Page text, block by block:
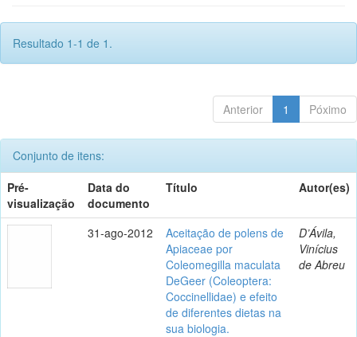
Resultado 1-1 de 1.
Anterior 1 Póximo
Conjunto de itens:
Pré-
visualização
Data do
documento
Título Autor(es)
31-ago-2012
Aceitação de polens de
Apiaceae por
Coleomegilla maculata
DeGeer (Coleoptera:
Coccinellidae) e efeito
de diferentes dietas na
sua biologia.
D’Ávila,
Vinícius
de Abreu